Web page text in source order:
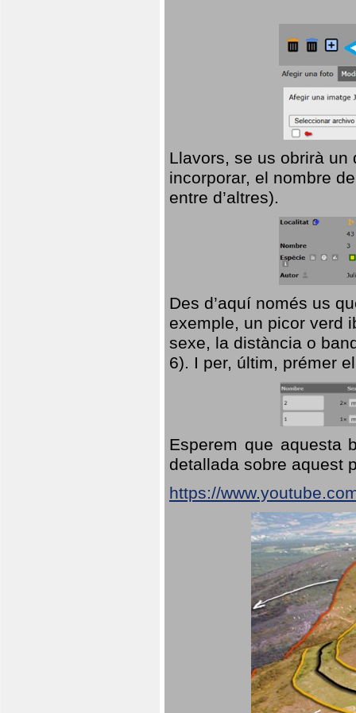
Llavors, se us obrirà
incorporar, el nombre
entre d’altres).
Des d’aquí només us
exemple, un picor verd
sexe, la distància o
6). I per, últim, prémer
Esperem que aquesta
detallada sobre aquest
https://